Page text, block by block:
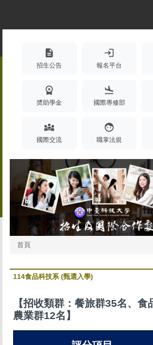
description
招生公告
login
報名平台
workspace_premium
奬助學金
flight_land
國際專修部
diversity_3
國際交流
face
職掌法規
首頁
114食品科技系 (甄選入學)
【招收類群：餐旅群35名、食
農業群12名】